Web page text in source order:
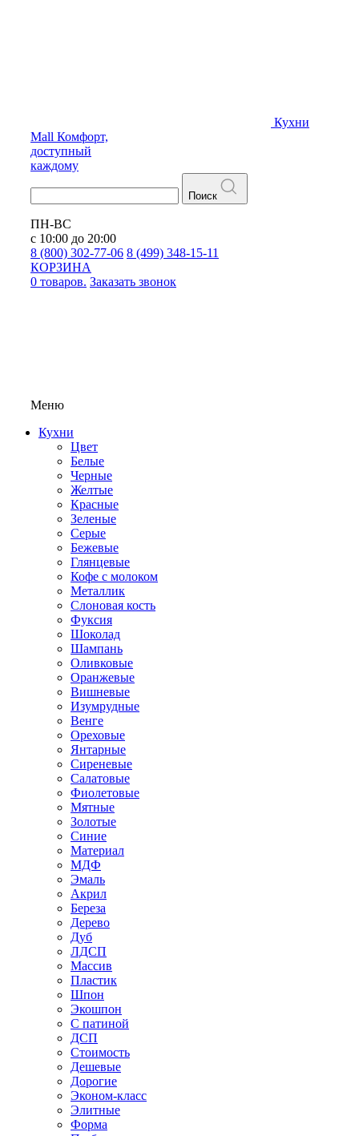
Кухни
Mall Комфорт,
доступный
каждому
Поиск
ПН-ВС
с 10:00 до 20:00
8 (800) 302-77-06 8 (499) 348-15-11
КОРЗИНА
0 товаров. Заказать звонок
Меню
Кухни
Цвет
Белые
Черные
Желтые
Красные
Зеленые
Серые
Бежевые
Глянцевые
Кофе с молоком
Металлик
Слоновая кость
Фуксия
Шоколад
Шампань
Оливковые
Оранжевые
Вишневые
Изумрудные
Венге
Ореховые
Янтарные
Сиреневые
Салатовые
Фиолетовые
Мятные
Золотые
Синие
Материал
МДФ
Эмаль
Акрил
Береза
Дерево
Дуб
ЛДСП
Массив
Пластик
Шпон
Экошпон
С патиной
ДСП
Стоимость
Дешевые
Дорогие
Эконом-класс
Элитные
Форма